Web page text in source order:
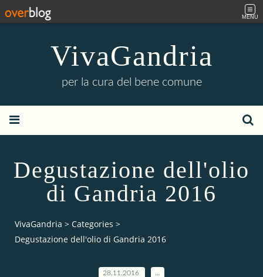
MENU
VivaGandria
per la cura del bene comune
Degustazione dell'olio
di Gandria 2016
VivaGandria > Categories >
Degustazione dell'olio di Gandria 2016
28.11.2016